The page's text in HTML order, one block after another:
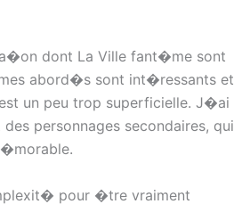
dont La Ville fant�me sont
abord�s sont int�ressants et
un peu trop superficielle. J�ai
personnages secondaires, qui
pour �tre vraiment